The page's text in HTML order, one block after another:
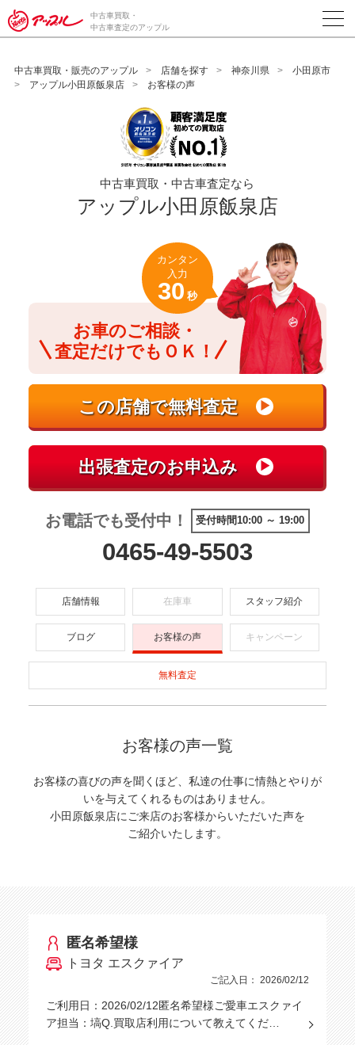
/*ABテスト_新規査定フォームの為のCVボタン*/
中古車買取・
中古車査定のアップル
中古車買取・販売のアップル 店舗を探す 神奈川県
小田原市
アップル小田原飯泉店
お客様の声
中古車買取・中古車査定なら
アップル小田原飯泉店
お車のご相談・
査定だけでもＯＫ！
カンタン
入力
30 秒
お電話でも受付中！ 受付時間10:00 ～ 19:00
0465-49-5503
店舗情報 在庫車 スタッフ紹介
ブログ お客様の声 キャンペーン
無料査定
お客様の声一覧
お客様の喜びの声を聞くほど、私達の仕事に情熱とやりが
いを与えてくれるものはありません。
小田原飯泉店にご来店のお客様からいただいた声を
ご紹介いたします。
匿名希望様
トヨタ エスクァイア
ご記入日： 2026/02/12
ご利用日：2026/02/12匿名希望様ご愛車エスクァイ
ア担当：塙Q.買取店利用について教えてくだ…